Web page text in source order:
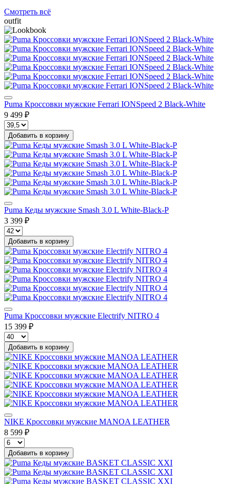
Смотреть всё
outfit
Puma Кроссовки мужские Ferrari IONSpeed 2 Black-White
9 499 ₽
Добавить в корзину
Puma Кеды мужские Smash 3.0 L White-Black-P
3 399 ₽
Добавить в корзину
Puma Кроссовки мужские Electrify NITRO 4
15 399 ₽
Добавить в корзину
NIKE Кроссовки мужские MANOA LEATHER
8 599 ₽
Добавить в корзину